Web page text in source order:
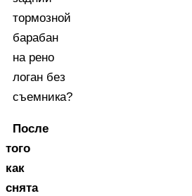
После
того
как
снята